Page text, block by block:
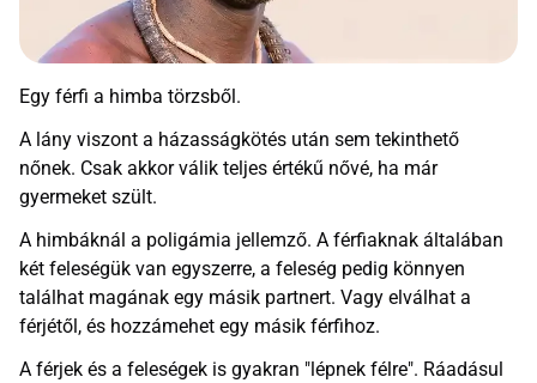
Egy férfi a himba törzsből.
A lány viszont a házasságkötés után sem tekinthető
nőnek. Csak akkor válik teljes értékű nővé, ha már
gyermeket szült.
A himbáknál a poligámia jellemző. A férfiaknak általában
két feleségük van egyszerre, a feleség pedig könnyen
találhat magának egy másik partnert. Vagy elválhat a
férjétől, és hozzámehet egy másik férfihoz.
A férjek és a feleségek is gyakran "lépnek félre". Ráadásul